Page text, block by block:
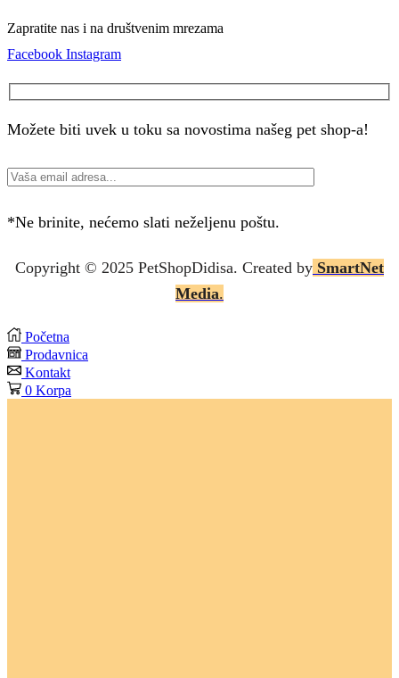
Zapratite nas i na društvenim mrezama
Facebook Instagram
Možete biti uvek u toku sa novostima našeg pet shop-a!
*Ne brinite, nećemo slati neželjenu poštu.
Copyright © 2025 PetShopDidisa. Created by SmartNet
Media.
Početna
Prodavnica
Kontakt
0 Korpa